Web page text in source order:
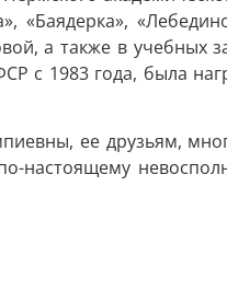
«Баядерка»,
а также в учебных
с 1983 года, была
ее друзьям,
настоящему